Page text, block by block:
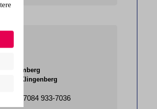
Schömberg
Tina Klingenberg
07084 933-7036